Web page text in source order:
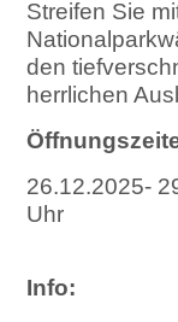
Streifen Sie
den
herrlichen
26.12.2025-
Uhr
Info: